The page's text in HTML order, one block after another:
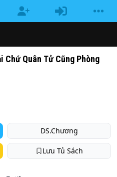
Chứ Quân Tử Cũng Phòng
DS.Chương
Lưu Tủ Sách